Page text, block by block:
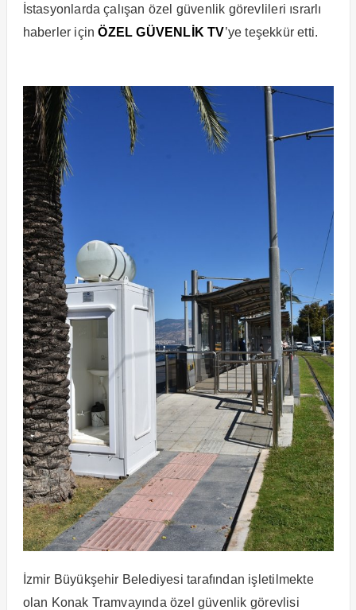
İstasyonlarda çalışan özel güvenlik görevlileri ısrarlı
haberler içinÖZEL GÜVENLİK TV’ye teşekkür etti.
İzmir Büyükşehir Belediyesi tarafından işletilmekte
olan Konak Tramvayında özel güvenlik görevlisi